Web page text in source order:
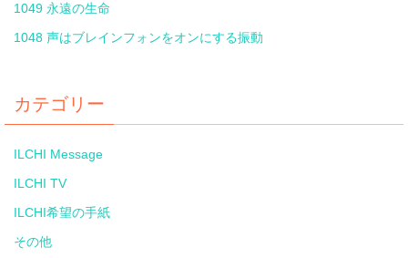
1049 永遠の生命
1048 声はブレインフォンをオンにする振動
カテゴリー
ILCHI Message
ILCHI TV
ILCHI希望の手紙
その他